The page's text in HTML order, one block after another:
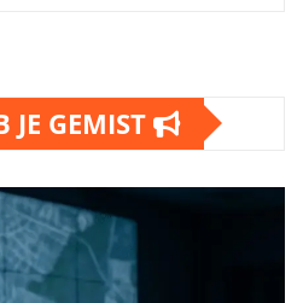
JE GEMIST